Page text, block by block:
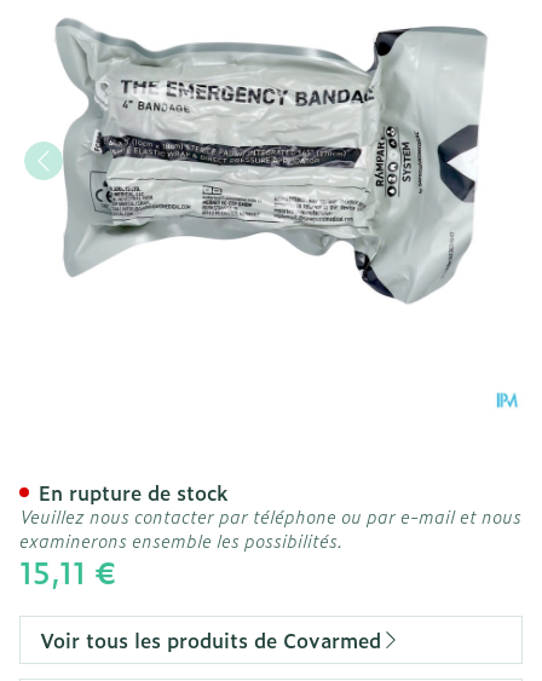
15,11 €
En rupture de stock
Veuillez nous contacter par téléphone ou par e-mail et nous
examinerons ensemble les possibilités.
Voir tous les produits de Covarmed